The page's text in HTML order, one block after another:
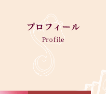
プロフィール
Profile